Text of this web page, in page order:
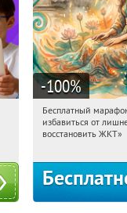
-100%
14:55:13
Россия
Бесплатный
избавиться от
восстановить ЖКТ»